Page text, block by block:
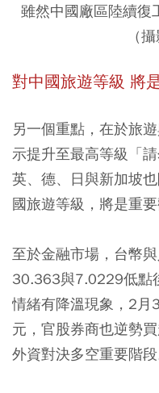
雖然中國廠區陸續復
（
對中國旅遊等級 將
另一個重點，在於旅
示提升至最高等級「
英、德、日與新加坡
國旅遊等級，將是重要
至於金融市場，台幣
30.363與7.0229低點
情緒有降溫現象，2
元，官股券商也逆勢
外資對決多空重要階段